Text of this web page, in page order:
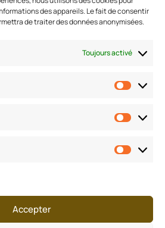
des appareils. Le fait de consentir
de traiter des données anonymisées.
Toujours activé
Accepter
mon bien
des cookies